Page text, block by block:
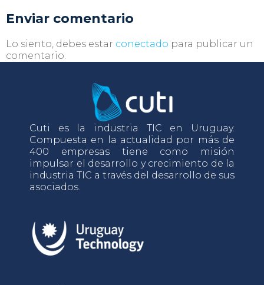
Enviar comentario
Lo siento, debes estar conectado para publicar un
comentario.
Cuti es la industria TIC en Uruguay.
Compuesta en la actualidad por más de
400 empresas tiene como misión
impulsar el desarrollo y crecimiento de la
industria TIC a través del desarrollo de sus
asociados.